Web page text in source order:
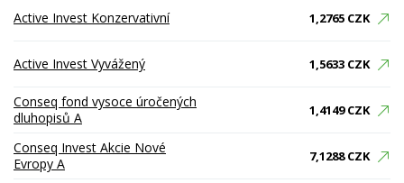
Active Invest Konzervativní 1,2765 CZK
Active Invest Vyvážený 1,5633 CZK
Conseq fond vysoce úročených
dluhopisů A
1,4149 CZK
Conseq Invest Akcie Nové
Evropy A
7,1288 CZK